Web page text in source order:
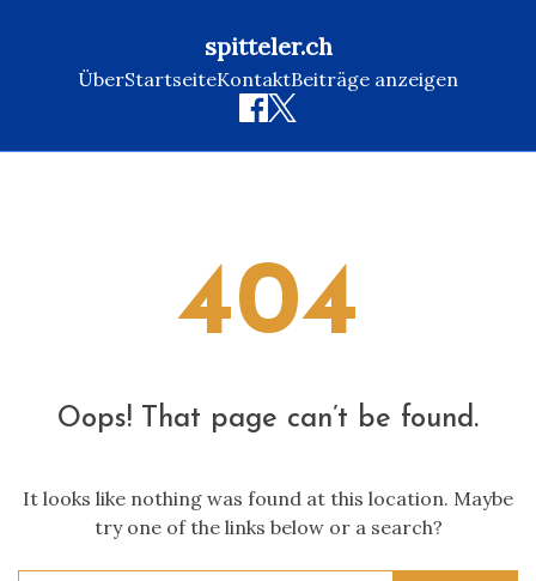
spitteler.ch
ÜberStartseiteKontaktBeiträge anzeigen
404
Oops! That page can’t be found.
It looks like nothing was found at this location. Maybe
try one of the links below or a search?